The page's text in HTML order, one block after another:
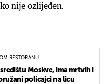
nije ozlijeđen.
RESTORANU
Moskve, ima mrtvih i
policajci na licu